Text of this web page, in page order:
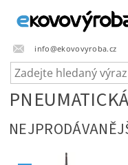
info@ekovovyroba.cz